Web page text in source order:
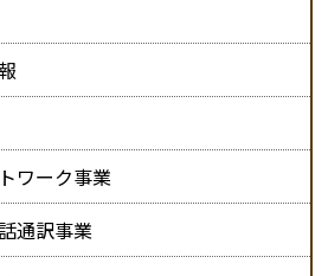
ワーク事業
通訳事業